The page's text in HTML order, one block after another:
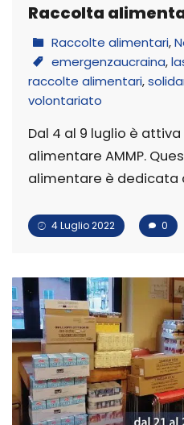
Raccolta
Raccolte alimentari,
emergenzaucraina,
raccolte alimentari,
volontariato
Dal 4 al 9 luglio è
alimentare AMMP.
alimentare è dedicata
4 Luglio 2022 0